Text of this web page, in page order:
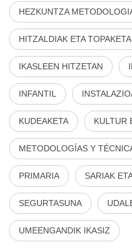
HEZKUNTZA
HITZALDIAK ETA
IKASLEEN HITZETAN
INFANTIL
KUDEAKETA KULTUR
METODOLOGÍAS Y
PRIMARIA SARIAK
SEGURTASUNA
UMEENGANDIK IKASIZ